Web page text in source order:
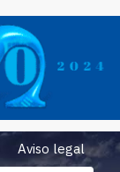
Aviso legal